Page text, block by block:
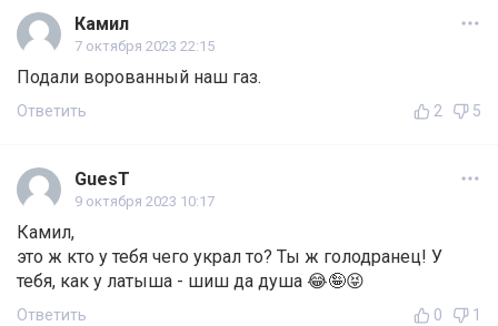
Камил
7 октября 2023 22:15
Подали ворованный наш газ.
Ответить 2 5
GuesT
9 октября 2023 10:17
Камил,
это ж кто у тебя чего украл то? Ты ж голодранец! У
тебя, как у латыша - шиш да душа 😂🤪😝
Ответить 0 1